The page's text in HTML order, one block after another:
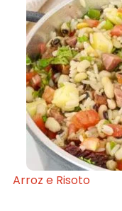
Arroz e Risoto